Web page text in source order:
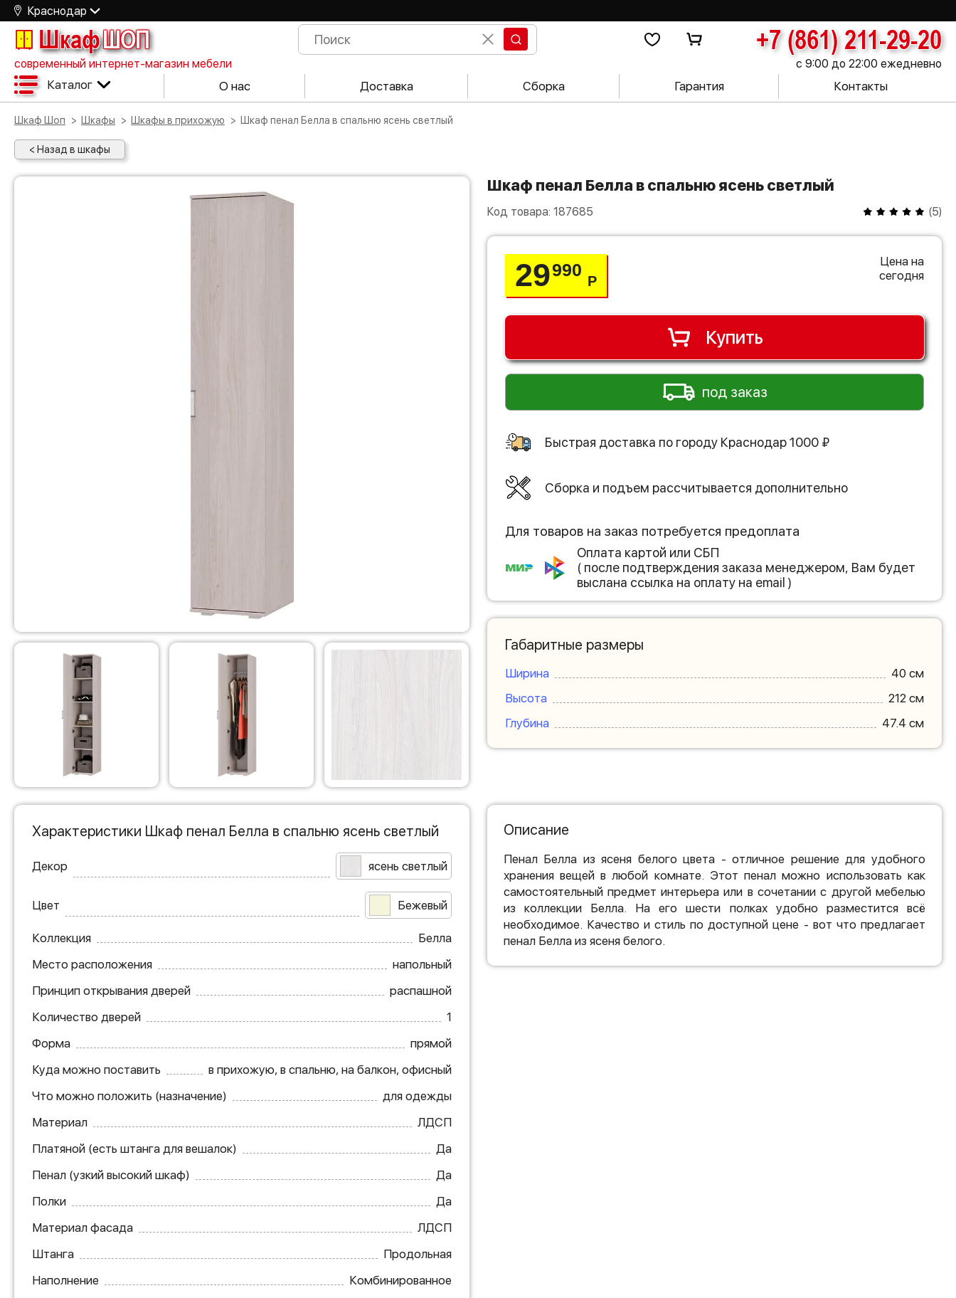
Краснодар
ШкафШОП +7 (861) 211-29-20
современный интернет-магазин мебели с 9:00 до 22:00 ежедневно
Каталог О нас Доставка Сборка Гарантия Контакты
Шкаф Шоп Шкафы Шкафы в прихожую Шкаф пенал Белла в спальню ясень светлый
< Назад в шкафы
Шкаф пенал Белла в спальню ясень светлый
Код товара: 187685 (5)
29990
Р
Цена на
сегодня
Купить
под заказ
Быстрая доставка по городу Краснодар 1000 ₽
Сборка и подъем рассчитывается дополнительно
Для товаров на заказ потребуется предоплата
Оплата картой или СБП
( после подтверждения заказа менеджером, Вам будет
выслана ссылка на оплату на email )
Габаритные размеры
Ширина
40 см
Высота
212 см
Глубина
47.4 см
Характеристики Шкаф пенал Белла в спальню ясень светлый
Декор ясень светлый
Цвет Бежевый
Коллекция
Белла
Место расположения
напольный
Принцип открывания дверей
распашной
Количество дверей
1
Форма
прямой
Куда можно поставить
в прихожую, в спальню, на балкон, офисный
Что можно положить (назначение)
для одежды
Материал
ЛДСП
Платяной (есть штанга для вешалок)
Да
Пенал (узкий высокий шкаф)
Да
Полки
Да
Материал фасада
ЛДСП
Штанга
Продольная
Наполнение
Комбинированное
Описание
Пенал Белла из ясеня белого цвета - отличное решение для удобного
хранения вещей в любой комнате. Этот пенал можно использовать как
самостоятельный предмет интерьера или в сочетании с другой мебелью
из коллекции Белла. На его шести полках удобно разместится всё
необходимое. Качество и стиль по доступной цене - вот что предлагает
пенал Белла из ясеня белого.